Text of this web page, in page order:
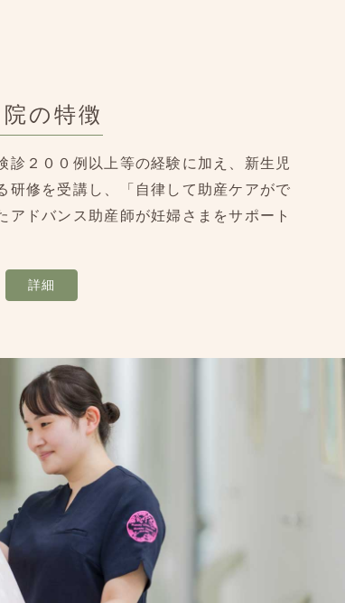
院の特徴
診２００例以上等の経験に加え、新生児
研修を受講し、「自律して助産ケアがで
アドバンス助産師が妊婦さまをサポート
詳細